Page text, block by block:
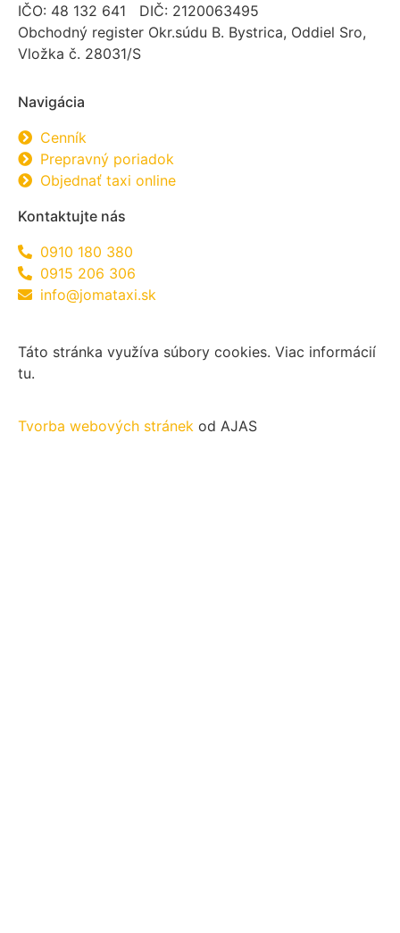
IČO: 48 132 641 DIČ: 2120063495
Obchodný register Okr.súdu B. Bystrica, Oddiel Sro,
Vložka č. 28031/S
Navigácia
Cenník
Prepravný poriadok
Objednať taxi online
Kontaktujte nás
0910 180 380
0915 206 306
info@jomataxi.sk
Táto stránka využíva súbory cookies. Viac informácií
tu.
Tvorba webových stránek od AJAS